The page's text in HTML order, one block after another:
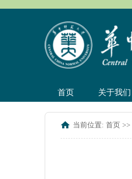
首页 关于我们
当前位置: 首页 >>